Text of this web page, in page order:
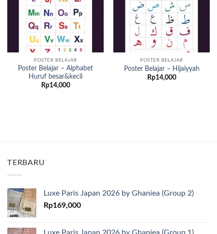
POSTER BELAJAR
Poster Belajar – Alphabet
Huruf besar&kecil
Rp14,000
POSTER BELAJAR
Poster Belajar – Hijaiyyah
Rp14,000
TERBARU
Luxe Paris Japan 2026 by Ghaniea (Group 2)
Rp169,000
Luxe Paris Japan 2026 by Ghaniea (Group 1)